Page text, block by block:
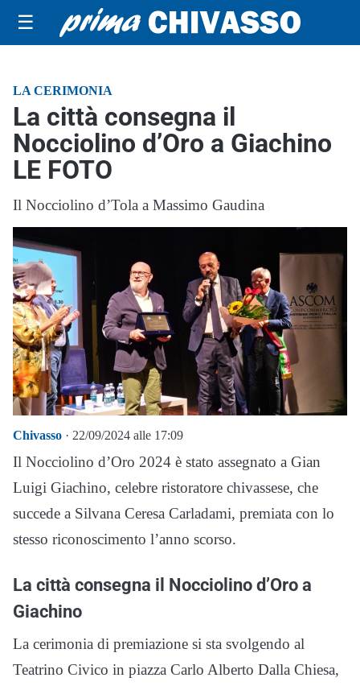
☰
LA CERIMONIA
La città consegna il
Nocciolino d’Oro a Giachino
LE FOTO
Il Nocciolino d’Tola a Massimo Gaudina
Chivasso · 22/09/2024 alle 17:09
Il Nocciolino d’Oro 2024 è stato assegnato a Gian
Luigi Giachino, celebre ristoratore chivassese, che
succede a Silvana Ceresa Carladami, premiata con lo
stesso riconoscimento l’anno scorso.
La città consegna il Nocciolino d’Oro a
Giachino
La cerimonia di premiazione si sta svolgendo al
Teatrino Civico in piazza Carlo Alberto Dalla Chiesa,